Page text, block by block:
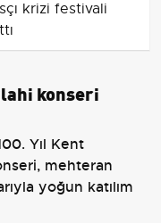
krizi festivali
konseri
Yıl Kent
mehteran
yoğun katılım